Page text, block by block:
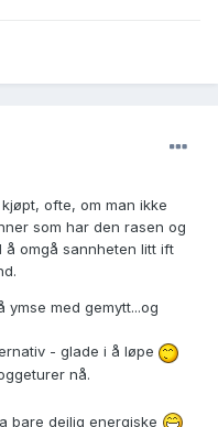
ofte, om man ikke
som har den rasen og
omgå sannheten litt ift
ymse med gemytt...og
- glade i å løpe
nå.
bare deilig energiske